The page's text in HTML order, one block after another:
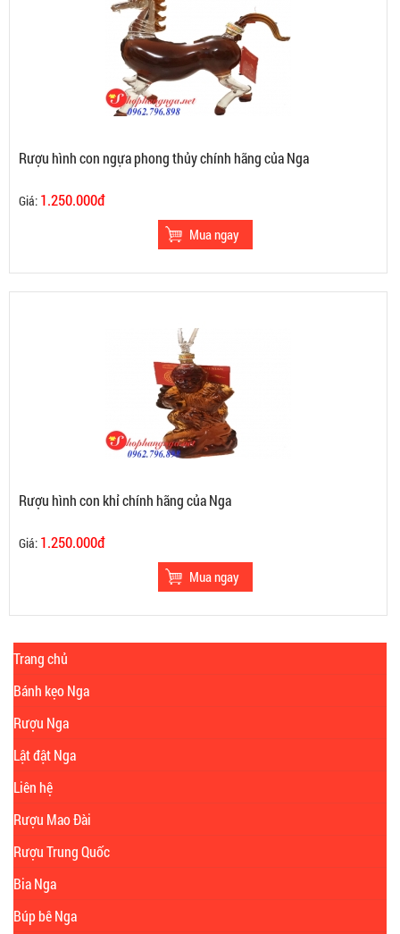
Rượu hình con ngựa phong thủy chính hãng của Nga
Giá: 1.250.000đ
Rượu hình con khỉ chính hãng của Nga
Giá: 1.250.000đ
Trang chủ
Bánh kẹo Nga
Rượu Nga
Lật đật Nga
Liên hệ
Rượu Mao Đài
Rượu Trung Quốc
Bia Nga
Búp bê Nga